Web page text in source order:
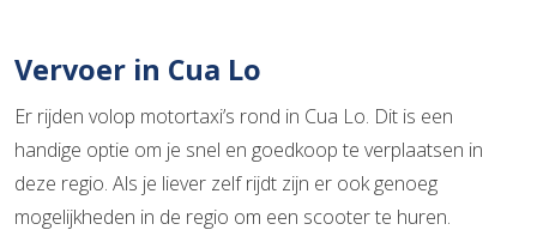
Vervoer in Cua Lo
Er rijden volop motortaxi’s rond in Cua Lo. Dit is een
handige optie om je snel en goedkoop te verplaatsen in
deze regio. Als je liever zelf rijdt zijn er ook genoeg
mogelijkheden in de regio om een scooter te huren.